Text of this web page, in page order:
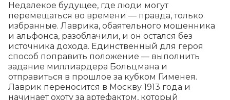
Недалекое будущее, где люди могут
перемещаться во времени — правда, только
избранные. Лаврика, обаятельного мошенника
и альфонса, разоблачили, и он остался без
источника дохода. Единственный для героя
способ поправить положение — выполнить
задание миллиардера Больцмана и
отправиться в прошлое за кубком Гименея.
Лаврик переносится в Москву 1913 года и
начинает охоту за артефактом, который